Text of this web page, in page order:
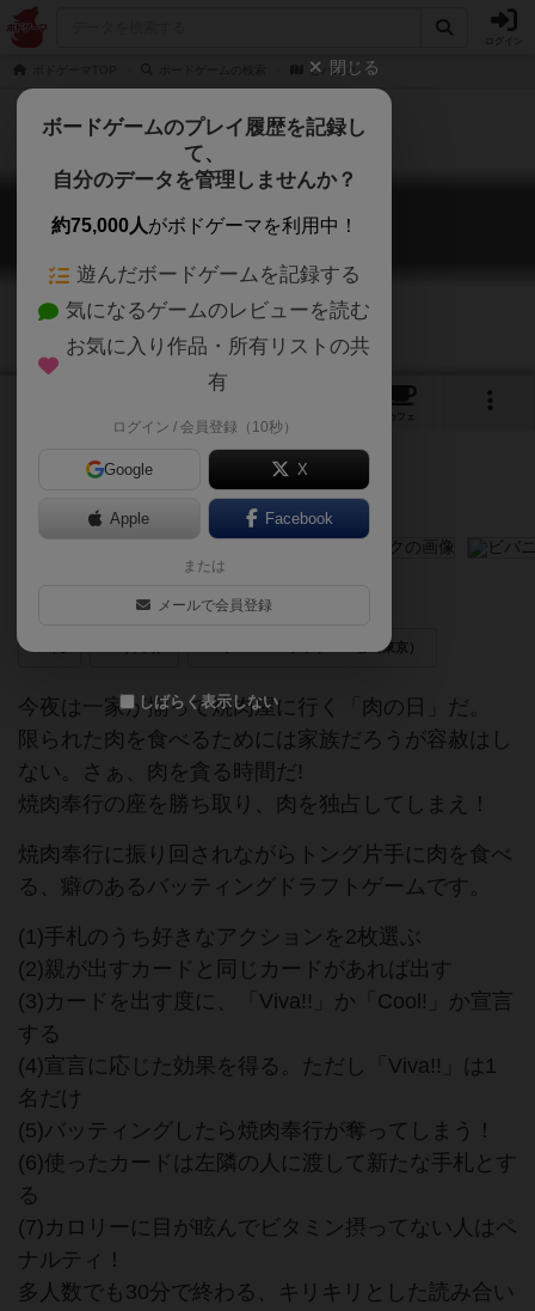
ビバニク
ビバニク
VIVA NIKU
カフェ
ゲームマーケット2014春（東京）
今夜は一家が揃って焼肉屋に行く「肉の日」だ。
限られた肉を食べるためには家族だろうが容赦はし
ない。さぁ、肉を貪る時間だ!
焼肉奉行の座を勝ち取り、肉を独占してしまえ！
焼肉奉行に振り回されながらトング片手に肉を食べ
る、癖のあるバッティングドラフトゲームです。
(1)手札のうち好きなアクションを2枚選ぶ
(2)親が出すカードと同じカードがあれば出す
(3)カードを出す度に、「Viva!!」か「Cool!」か宣言
する
(4)宣言に応じた効果を得る。ただし「Viva!!」は1
名だけ
(5)バッティングしたら焼肉奉行が奪ってしまう！
(6)使ったカードは左隣の人に渡して新たな手札とす
る
(7)カロリーに目が眩んでビタミン摂ってない人はペ
ナルティ！
多人数でも30分で終わる、キリキリとした読み合い
閉じる
ボードゲームのプレイ履歴を記録し
て、
自分のデータを管理しませんか？
約75,000人がボドゲーマを利用中！
遊んだボードゲームを記録する
気になるゲームのレビューを読む
お気に入り作品・所有リストの共
有
ログイン / 会員登録（10秒）
Google X
Apple Facebook
または
メールで会員登録
しばらく表示しない